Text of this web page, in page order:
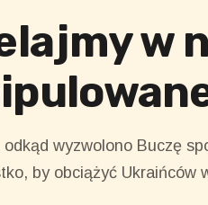
w
odkąd wyzwolono Buczę
by obciążyć Ukraińców